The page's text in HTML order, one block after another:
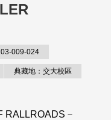
009-024
典藏地：交大校區
RALLROADS－